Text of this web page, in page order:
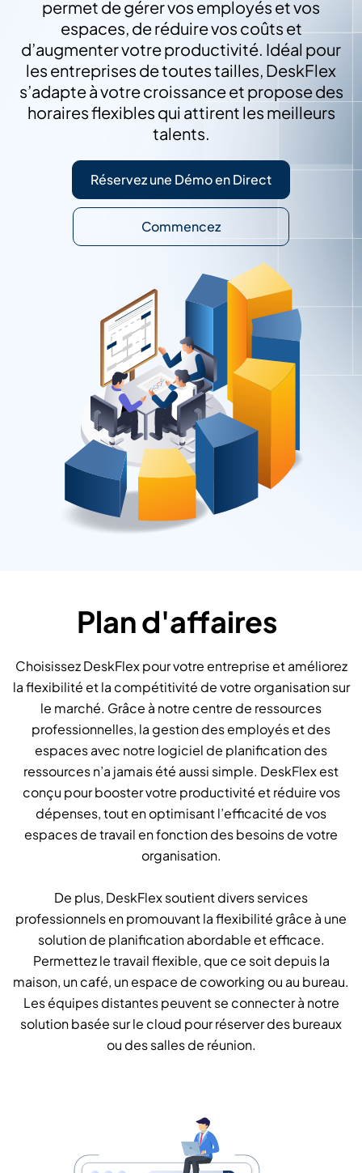
permet de gérer vos employés et vos
espaces, de réduire vos coûts et
d’augmenter votre productivité. Idéal pour
les entreprises de toutes tailles, DeskFlex
s’adapte à votre croissance et propose des
horaires flexibles qui attirent les meilleurs
talents.
Réservez une Démo en Direct
Commencez
Plan d'affaires
Choisissez DeskFlex pour votre entreprise et améliorez
la flexibilité et la compétitivité de votre organisation sur
le marché. Grâce à notre centre de ressources
professionnelles, la gestion des employés et des
espaces avec notre logiciel de planification des
ressources n’a jamais été aussi simple. DeskFlex est
conçu pour booster votre productivité et réduire vos
dépenses, tout en optimisant l’efficacité de vos
espaces de travail en fonction des besoins de votre
organisation.
De plus, DeskFlex soutient divers services
professionnels en promouvant la flexibilité grâce à une
solution de planification abordable et efficace.
Permettez le travail flexible, que ce soit depuis la
maison, un café, un espace de coworking ou au bureau.
Les équipes distantes peuvent se connecter à notre
solution basée sur le cloud pour réserver des bureaux
ou des salles de réunion.